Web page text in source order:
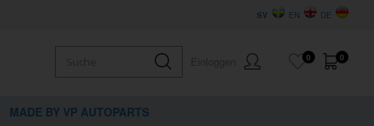
DE
EN
SV
0
0
MADE BY VP AUTOPARTS